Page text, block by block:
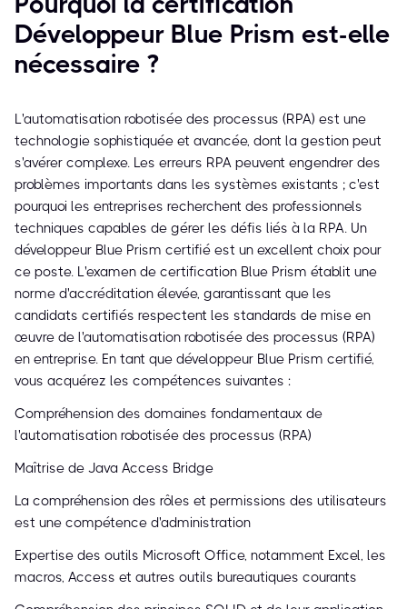
Développeur Blue Prism est-elle
nécessaire ?
L'automatisation robotisée des processus (RPA) est une
technologie sophistiquée et avancée, dont la gestion peut
s'avérer complexe. Les erreurs RPA peuvent engendrer des
problèmes importants dans les systèmes existants ; c'est
pourquoi les entreprises recherchent des professionnels
techniques capables de gérer les défis liés à la RPA. Un
développeur Blue Prism certifié est un excellent choix pour
ce poste. L'examen de certification Blue Prism établit une
norme d'accréditation élevée, garantissant que les
candidats certifiés respectent les standards de mise en
œuvre de l'automatisation robotisée des processus (RPA)
en entreprise. En tant que développeur Blue Prism certifié,
vous acquérez les compétences suivantes :
Compréhension des domaines fondamentaux de
l'automatisation robotisée des processus (RPA)
Maîtrise de Java Access Bridge
La compréhension des rôles et permissions des utilisateurs
est une compétence d'administration
Expertise des outils Microsoft Office, notamment Excel, les
macros, Access et autres outils bureautiques courants